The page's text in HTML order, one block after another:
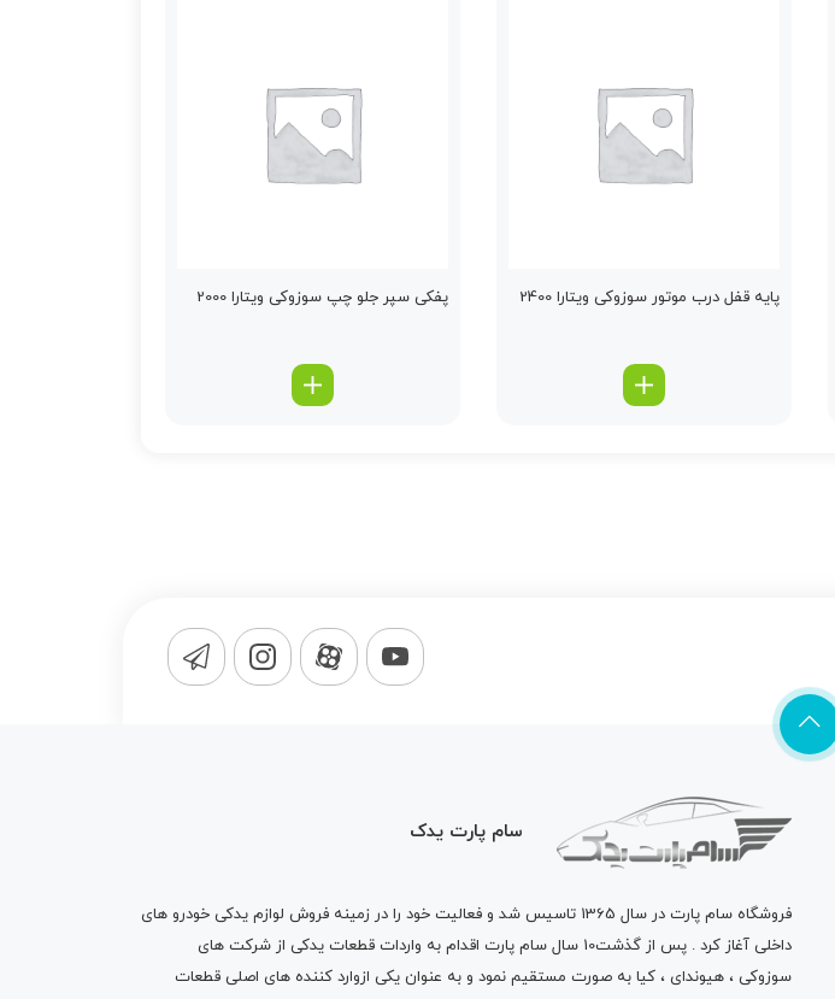
پایه قفل درب موتور سوزوکی ویتارا 2400 پفكی سپر جلو چپ سوزوکی ویتارا 2000
سام پارت یدک
فروشگاه سام پارت
در سال 1365 تاسیس شد و فعالیت خود را در زمینه فروش لوازم یدکی خودرو های
داخلی آغاز کرد . پس از گذشت10 سال سام پارت اقدام به واردات قطعات یدکی از شرکت های
سوزوکی ، هیوندای ، کیا به صورت مستقیم نمود و به عنوان یکی ازوارد کننده های اصلی قطعات